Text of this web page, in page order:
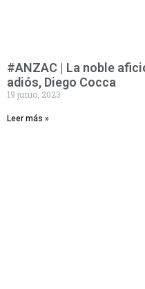
#ANZAC | La noble
adiós, Diego Cocca
19 junio, 2023
Leer más »